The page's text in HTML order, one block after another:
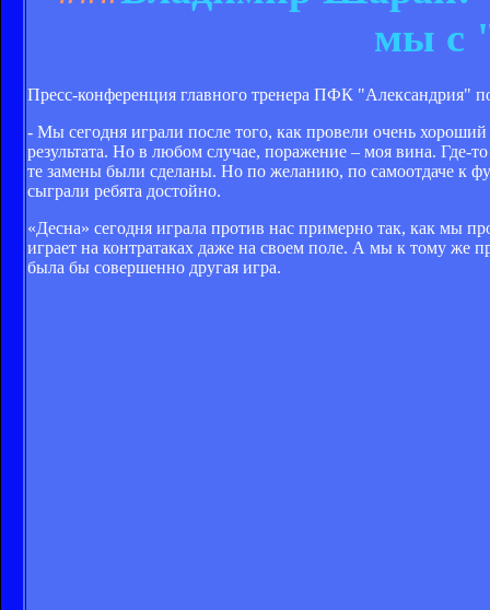
мы с
Пресс-конференция главного тренера ПФК "Александрия"
- Мы сегодня играли после того, как провели очень
результата. Но в любом случае, поражение – моя вина. Где-
те замены были сделаны. Но по желанию, по самоотдаче к
сыграли ребята достойно.
«Десна» сегодня играла против нас примерно так, как мы
играет на контратаках даже на своем поле. А мы к тому
была бы совершенно другая игра.